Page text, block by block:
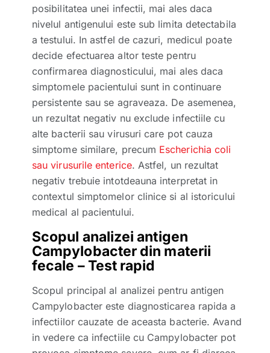
posibilitatea unei infectii, mai ales daca
nivelul antigenului este sub limita detectabila
a testului. In astfel de cazuri, medicul poate
decide efectuarea altor teste pentru
confirmarea diagnosticului, mai ales daca
simptomele pacientului sunt in continuare
persistente sau se agraveaza. De asemenea,
un rezultat negativ nu exclude infectiile cu
alte bacterii sau virusuri care pot cauza
simptome similare, precum Escherichia coli
sau virusurile enterice. Astfel, un rezultat
negativ trebuie intotdeauna interpretat in
contextul simptomelor clinice si al istoricului
medical al pacientului.
Scopul analizei antigen
Campylobacter din materii
fecale – Test rapid
Scopul principal al analizei pentru antigen
Campylobacter este diagnosticarea rapida a
infectiilor cauzate de aceasta bacterie. Avand
in vedere ca infectiile cu Campylobacter pot